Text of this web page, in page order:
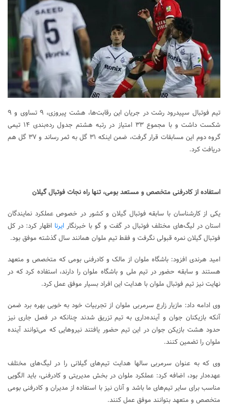
تیم فوتبال سپیدرود رشت در جریان این رقابت‌ها، هشت پیروزی، ۹ تساوی و ۹
شکست داشت و با مجموع ۳۳ امتیاز در رتبه هشتم جدول رده‌بندی ۱۴ تیمی
گروه دوم این مسابقات قرار گرفت، ضمن اینکه ۳۱ گل به ثمر رساند و ۳۷ گل هم
دریافت کرد.
استفاده از کادرفنی متخصص و مستعد بومی، تنها راه نجات فوتبال گیلان
یکی از کارشناسان با سابقه فوتبال گیلان و کشور در خصوص عملکرد نمایندگان
استان در لیگ‌های مختلف فوتبال در گفت و گو با خبرنگار ایرنا اظهار کرد: در کل
فوتبال گیلان نمره قبولی نگرفت و فقط تیم ملوان همانند سال گذشته موفق بود.
امید هرندی افزود: باشگاه ملوان از مالک و کادرفنی بومی که متخصص و متعهد
هستند و سابقه حضور در تیم ملی و باشگاه ملوان را دارند، استفاده کرد که در
نهایت نیز تیم فوتبال ملوان با هدایت این افراد بسیار موفق عمل کرد.
وی ادامه داد: مازیار زارع سرمربی ملوان از تجربیات خود به خوبی بهره برد ضمن
آنکه بازیکنان جوان و آینده‌داری به تیم تزریق شدند چنانکه در فصل جاری نیز
حدود هشت بازیکن جوان در این تیم حضور یافتند نیروهایی که می‌توانند آینده
ملوان را تضمین کنند.
وی که به عنوان سرمربی سالها هدایت تیم‌های گیلانی را در لیگ‌های مختلف
عهده‌دار بود، اضافه کرد: عملکرد ملوان در بخش مدیریتی و کادرفنی، باید الگویی
مناسب برای سایر تیم‌های ما باشد و آنان نیز با استفاده از مدیران و کادرفنی بومی
متخصص و متعهد بتوانند موفق عمل کنند.